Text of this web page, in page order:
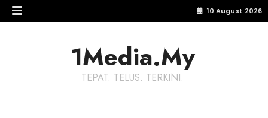
10 August 2026
1Media.My
TEPAT. TELUS. TERKINI.